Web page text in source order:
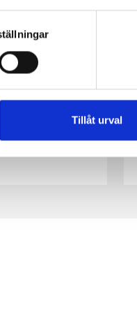
Tillåt urval
Gräddstuvad